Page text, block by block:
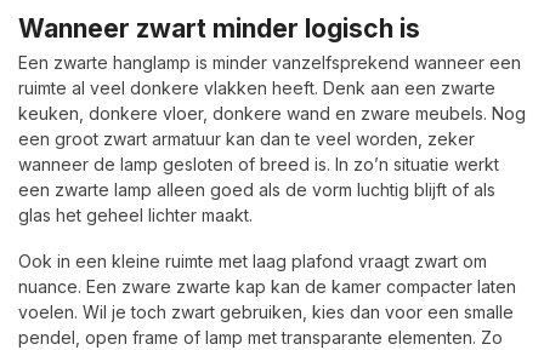
Wanneer zwart minder logisch is
Een zwarte hanglamp is minder vanzelfsprekend wanneer een
ruimte al veel donkere vlakken heeft. Denk aan een zwarte
keuken, donkere vloer, donkere wand en zware meubels. Nog
een groot zwart armatuur kan dan te veel worden, zeker
wanneer de lamp gesloten of breed is. In zo’n situatie werkt
een zwarte lamp alleen goed als de vorm luchtig blijft of als
glas het geheel lichter maakt.
Ook in een kleine ruimte met laag plafond vraagt zwart om
nuance. Een zware zwarte kap kan de kamer compacter laten
voelen. Wil je toch zwart gebruiken, kies dan voor een smalle
pendel, open frame of lamp met transparante elementen. Zo